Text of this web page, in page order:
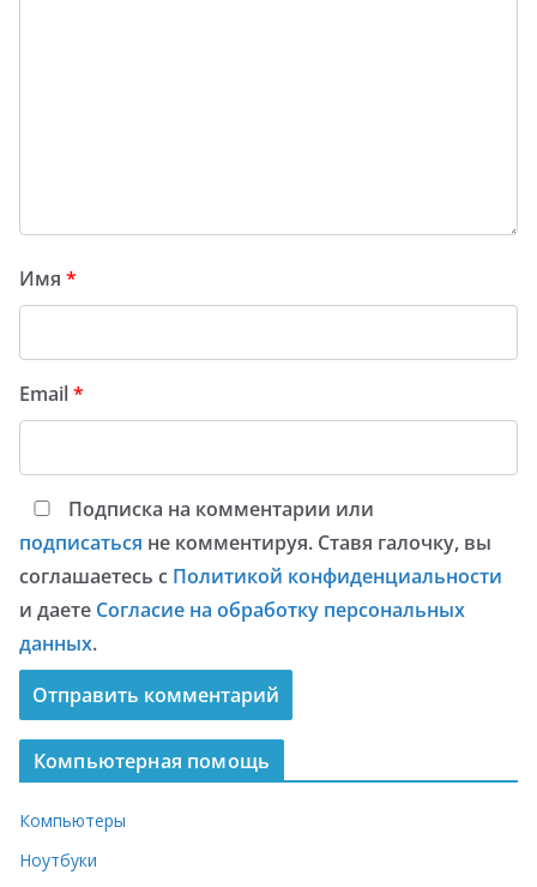
Имя *
Email*
Подписка на комментарии или
подписаться не комментируя. Ставя галочку, вы
соглашаетесь с Политикой конфиденциальности
и даете Согласие на обработку персональных
данных.
Компьютерная помощь
Компьютеры
Ноутбуки